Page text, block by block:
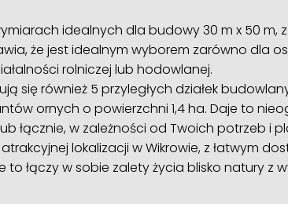
idealnych dla budowy 30 m x 50 m,
że jest idealnym wyborem zarówno dla
rolniczej lub hodowlanej.
się również 5 przyległych działek
ornych o powierzchni 1,4 ha. Daje to
łącznie, w zależności od Twoich potrzeb i
lokalizacji w Wikrowie, z łatwym
to łączy w sobie zalety życia blisko natury